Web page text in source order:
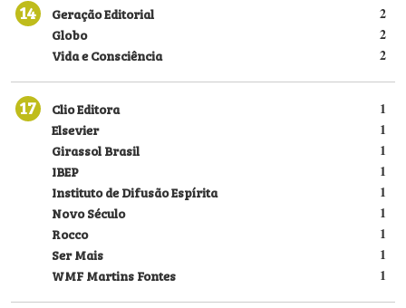
14 2
Geração Editorial
2
Globo
2
Vida e Consciência
17 1
Clio Editora
1
Elsevier
1
Girassol Brasil
1
IBEP
1
Instituto de Difusão Espírita
1
Novo Século
1
Rocco
1
Ser Mais
1
WMF Martins Fontes